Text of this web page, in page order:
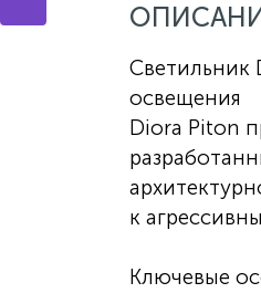
Светильник
освещения
Diora Piton
к
Ключевые